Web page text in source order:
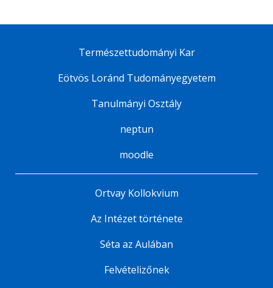
Természettudományi Kar
Eötvös Loránd Tudományegyetem
Tanulmányi Osztály
neptun
moodle
Ortvay Kollokvium
Az Intézet története
Séta az Aulában
Felvételizőnek